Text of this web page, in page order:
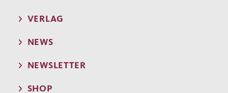
VERLAG
NEWS
NEWSLETTER
SHOP